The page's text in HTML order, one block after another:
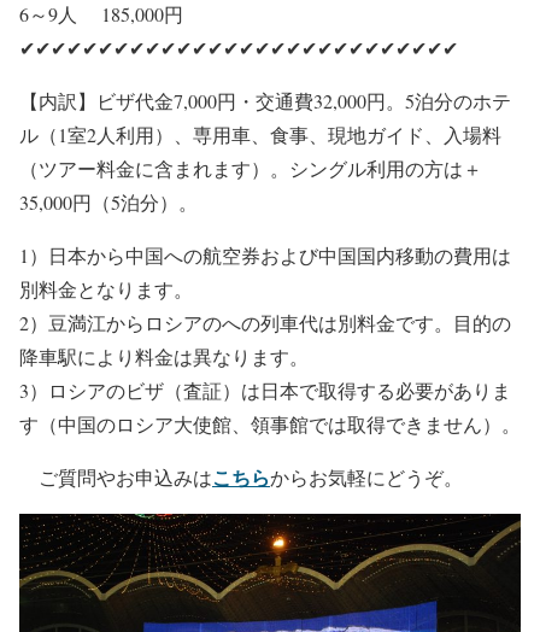
6～9人 185,000円
✔✔✔✔✔✔✔✔✔✔✔✔✔✔✔✔✔✔✔✔✔✔✔✔✔✔✔✔
【内訳】ビザ代金7,000円・交通費32,000円。5泊分のホテ
ル（1室2人利用）、専用車、食事、現地ガイド、入場料
（ツアー料金に含まれます）。シングル利用の方は＋
35,000円（5泊分）。
1）日本から中国への航空券および中国国内移動の費用は
別料金となります。
2）豆満江からロシアのへの列車代は別料金です。目的の
降車駅により料金は異なります。
3）ロシアのビザ（査証）は日本で取得する必要がありま
す（中国のロシア大使館、領事館では取得できません）。
ご質問やお申込みはこちらからお気軽にどうぞ。